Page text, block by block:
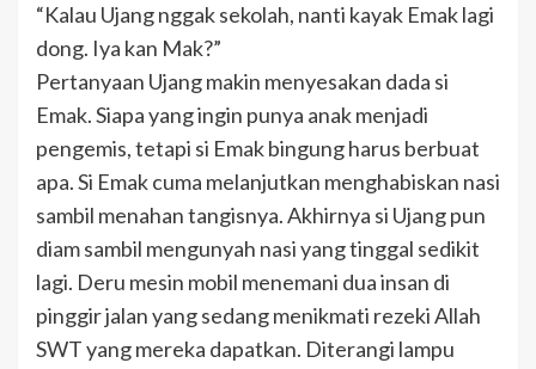
“Kalau Ujang nggak sekolah, nanti kayak Emak lagi
dong. Iya kan Mak?”
Pertanyaan Ujang makin menyesakan dada si
Emak. Siapa yang ingin punya anak menjadi
pengemis, tetapi si Emak bingung harus berbuat
apa. Si Emak cuma melanjutkan menghabiskan nasi
sambil menahan tangisnya. Akhirnya si Ujang pun
diam sambil mengunyah nasi yang tinggal sedikit
lagi. Deru mesin mobil menemani dua insan di
pinggir jalan yang sedang menikmati rezeki Allah
SWT yang mereka dapatkan. Diterangi lampu